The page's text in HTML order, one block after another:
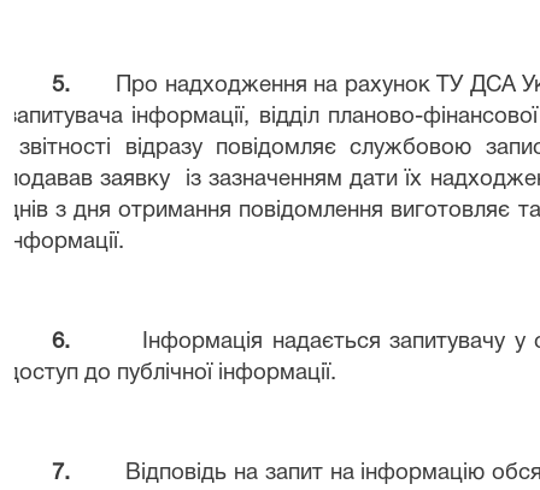
5.
Про надходження на рахунок ТУ ДСА
запитувача інформації, відділ планово-
звітності відразу повідомляє службовою
подавав заявку
із зазначенням дати їх
днів з дня отримання повідомлення виготовляє
інформації.
6.
Інформація надається запитувачу
доступ до публічної інформації.
7.
Відповідь на запит на інформацію